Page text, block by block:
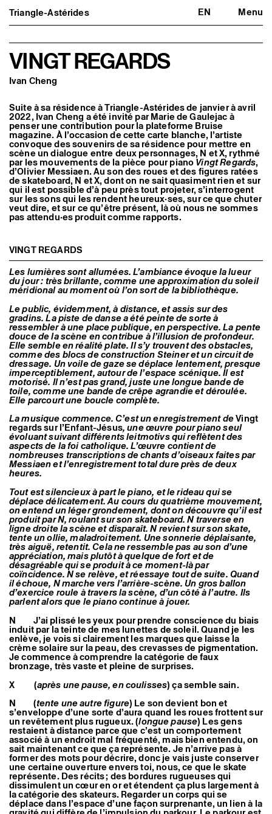
Triangle-Astérides EN Menu
Triangle-Astérides
Centre d’art contemporain
et résidence internationale d'artistes
Fermer
Présentation
À propos
Partenaires et réseaux
Formation professionnelle
Adhérer / nous soutenir
Rapports d'activité
Informations pratiques
Programmation
Agenda : en cours et à venir
Expositions
Événements
Programmation éditoriale
Médiation
Artistes résident·es et associé·es
Résident·es
Artistes associé·es
Hors-les-murs
VINGT REGARDS
Ivan Cheng
Suite à sa résidence à Triangle-Astérides de janvier à avril
2022, Ivan Cheng a été invité par Marie de Gaulejac à
penser une contribution pour la plateforme Bruise
magazine. À l’occasion de cette carte blanche, l’artiste
convoque des souvenirs de sa résidence pour mettre en
scène un dialogue entre deux personnages, N et X, rythmé
par les mouvements de la pièce pour pianoVingt Regards,
d’Olivier Messiaen. Au son des roues et des figures ratées
de skateboard, N et X, dont on ne sait quasiment rien et sur
qui il est possible d’à peu près tout projeter, s’interrogent
sur les sons qui les rendent heureux·ses, sur ce que chuter
veut dire, et sur ce qu’être présent, là où nous ne sommes
pas attendu·es produit comme rapports.
VINGT REGARDS
Les lumières sont allumées. L’ambiance évoque la lueur
du jour : très brillante, comme une approximation du soleil
méridional au moment où l’on sort de la bibliothèque.
Le public, évidemment, à distance, et assis sur des
gradins. La piste de danse a été peinte de sorte à
ressembler à une place publique, en perspective. La pente
douce de la scène en contribue à l’illusion de profondeur.
Elle semble en réalité plate. Il s’y trouvent des obstacles,
comme des blocs de construction Steiner et un circuit de
dressage. Un voile de gaze se déplace lentement, presque
imperceptiblement, autour de l’espace scénique. Il est
motorisé. Il n’est pas grand, juste une longue bande de
toile, comme une bande de crêpe agrandie et déroulée.
Elle parcourt une boucle complète.
La musique commence. C’est un enregistrement deVingt
regards sur l’Enfant-Jésus, une œuvre pour piano seul
évoluant suivant différents leitmotivs qui reflètent des
aspects de la foi catholique. L’œuvre contient de
nombreuses transcriptions de chants d’oiseaux faites par
Messiaen et l’enregistrement total dure près de deux
heures.
Tout est silencieux à part le piano, et le rideau qui se
déplace délicatement. Au cours du quatrième mouvement,
on entend un léger grondement, dont on découvre qu’il est
produit par N, roulant sur son skateboard. N traverse en
ligne droite la scène et disparaît. N revient sur son skate,
tente un ollie, maladroitement. Une sonnerie déplaisante,
très aiguë, retentit. Cela ne ressemble pas au son d’une
appréciation, mais plutôt à quelque de fort et de
désagréable qui se produit à ce moment-là par
coïncidence. N se relève, et réessaye tout de suite. Quand
il échoue, N marche vers l’arrière-scène. Un gros ballon
d’exercice roule à travers la scène, d’un côté à l’autre. Ils
parlent alors que le piano continue à jouer.
N J’ai plissé les yeux pour prendre conscience du biais
induit par la teinte de mes lunettes de soleil. Quand je les
enlève, je vois si clairement les marques que laisse la
crème solaire sur la peau, des crevasses de pigmentation.
Je commence à comprendre la catégorie de faux
bronzage, très vaste et pleine de surprises.
X (après une pause, en coulisses) ça semble sain.
N (tente une autre figure) Le son devient bon et
s’enveloppe d’une sorte d’aura quand les roues frottent sur
un revêtement plus rugueux. (longue pause) Les gens
restaient à distance parce que c’est un comportement
associé à un endroit mal fréquenté, mais bien entendu, on
sait maintenant ce que ça représente. Je n’arrive pas à
former des mots pour décrire, donc je vais juste conserver
une certaine ouverture envers toi, nous, ce que le skate
représente. Des récits ; des bordures rugueuses qui
dissimulent un cœur en or et étendent ça plus largement à
la catégorie des skateurs. Regarder un corps qui se
déplace dans l’espace d’une façon surprenante, un lien à la